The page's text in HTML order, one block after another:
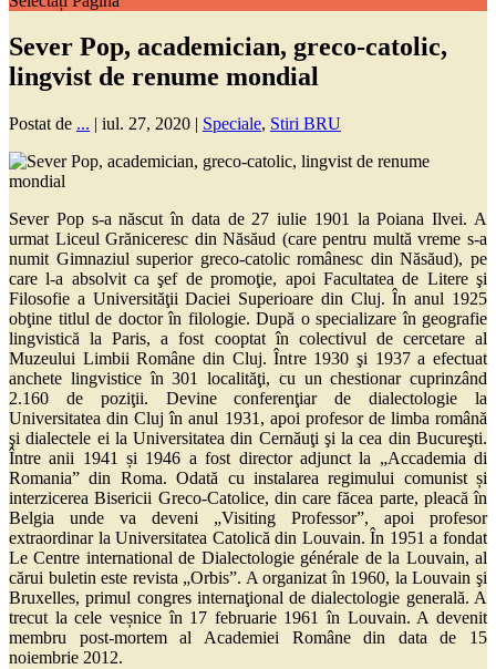
Sever Pop, academician, greco-catolic,
lingvist de renume mondial
Postat de ... | iul. 27, 2020 | Speciale, Stiri BRU
Sever Pop s-a născut în data de 27 iulie 1901 la Poiana Ilvei. A
urmat Liceul Grăniceresc din Năsăud (care pentru multă vreme s-a
numit Gimnaziul superior greco-catolic românesc din Năsăud), pe
care l-a absolvit ca şef de promoţie, apoi Facultatea de Litere şi
Filosofie a Universităţii Daciei Superioare din Cluj. În anul 1925
obţine titlul de doctor în filologie. După o specializare în geografie
lingvistică la Paris, a fost cooptat în colectivul de cercetare al
Muzeului Limbii Române din Cluj. Între 1930 şi 1937 a efectuat
anchete lingvistice în 301 localităţi, cu un chestionar cuprinzând
2.160 de poziţii. Devine conferenţiar de dialectologie la
Universitatea din Cluj în anul 1931, apoi profesor de limba română
şi dialectele ei la Universitatea din Cernăuţi şi la cea din Bucureşti.
Între anii 1941 și 1946 a fost director adjunct la „Accademia di
Romania” din Roma. Odată cu instalarea regimului comunist și
interzicerea Bisericii Greco-Catolice, din care făcea parte, pleacă în
Belgia unde va deveni „Visiting Professor”, apoi profesor
extraordinar la Universitatea Catolică din Louvain. În 1951 a fondat
Le Centre international de Dialectologie générale de la Louvain, al
cărui buletin este revista „Orbis”. A organizat în 1960, la Louvain şi
Bruxelles, primul congres internaţional de dialectologie generală. A
trecut la cele veșnice în 17 februarie 1961 în Louvain. A devenit
membru post-mortem al Academiei Române din data de 15
noiembrie 2012.